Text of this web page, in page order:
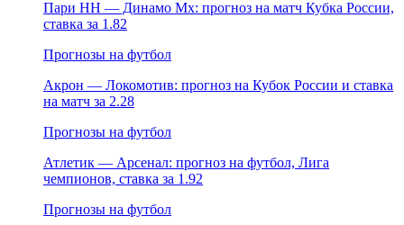
Пари НН — Динамо Мх: прогноз на матч Кубка России,
ставка за 1.82
Прогнозы на футбол
Акрон — Локомотив: прогноз на Кубок России и ставка
на матч за 2.28
Прогнозы на футбол
Атлетик — Арсенал: прогноз на футбол, Лига
чемпионов, ставка за 1.92
Прогнозы на футбол